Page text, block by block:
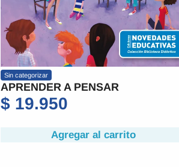
Sin categorizar
APRENDER A PENSAR
$ 19.950
Agregar al carrito